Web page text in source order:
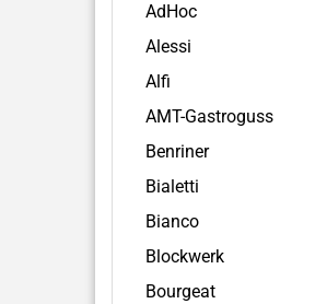
AdHoc
Alessi
Alfi
AMT-Gastroguss
Benriner
Bialetti
Bianco
Blockwerk
Bourgeat